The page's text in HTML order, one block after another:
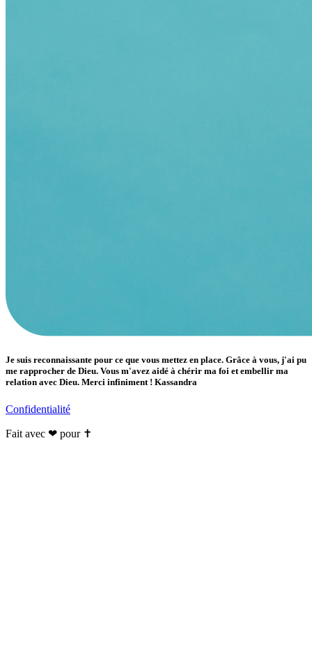
Je suis reconnaissante pour ce que vous mettez en place. Grâce à vous, j'ai pu
me rapprocher de Dieu. Vous m'avez aidé à chérir ma foi et embellir ma
relation avec Dieu. Merci infiniment ! Kassandra
Confidentialité
Fait avec ❤ pour ✝️️